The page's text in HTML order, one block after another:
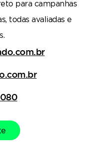
para campanhas
todas avaliadas e